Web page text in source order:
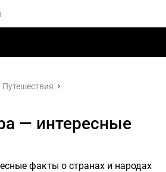
Путешествия
— интересные
факты о странах и народах